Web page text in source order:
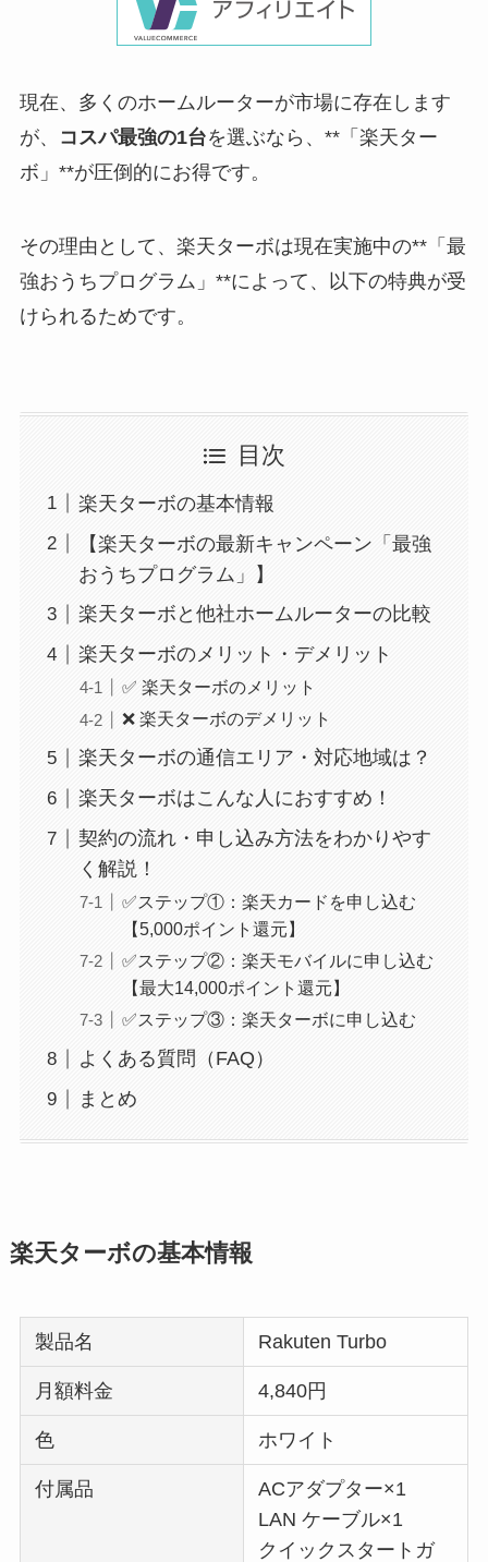
現在、多くのホームルーターが市場に存在します
が、
コスパ最強の1台を選ぶなら、**「楽天ター
ボ」**が圧倒的にお得です。
その理由として、楽天ターボは現在実施中の**「最
強おうちプログラム」**によって、以下の特典が受
けられるためです。
目次
楽天ターボの基本情報
【楽天ターボの最新キャンペーン「最強
おうちプログラム」】
楽天ターボと他社ホームルーターの比較
楽天ターボのメリット・デメリット
✅ 楽天ターボのメリット
❌ 楽天ターボのデメリット
楽天ターボの通信エリア・対応地域は？
楽天ターボはこんな人におすすめ！
契約の流れ・申し込み方法をわかりやす
く解説！
✅ステップ①：楽天カードを申し込む
【5,000ポイント還元】
✅ステップ②：楽天モバイルに申し込む
【最大14,000ポイント還元】
✅ステップ③：楽天ターボに申し込む
よくある質問（FAQ）
まとめ
楽天ターボの基本情報
製品名 Rakuten Turbo
月額料金 4,840円
色 ホワイト
付属品
ACアダプター×1
LAN ケーブル×1
クイックスタートガ